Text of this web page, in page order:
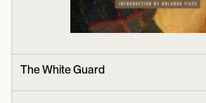
The White Guard